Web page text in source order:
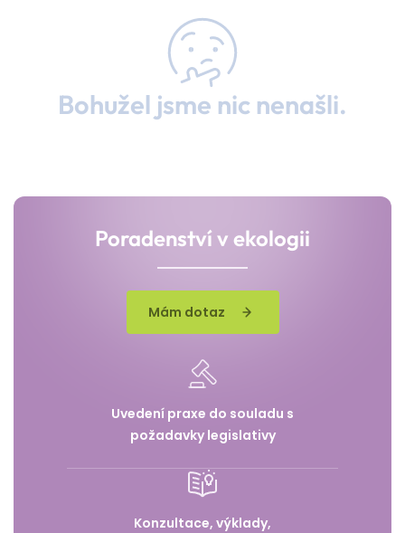
Bohužel jsme nic nenašli.
Poradenství v ekologii
Mám dotaz
Uvedení praxe do souladu s
požadavky legislativy
Konzultace, výklady,